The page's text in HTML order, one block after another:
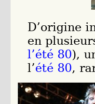
D’origine
en
l’été 80),
l’été 80,